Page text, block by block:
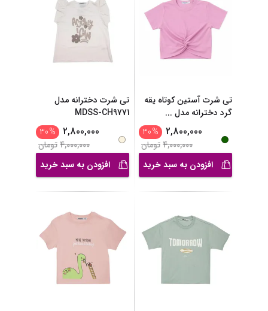
تی شرت آستین کوتاه یقه
گرد دخترانه مدل ...
2,800,000
%
30
4,000,000تومان
افزودن به سبد خرید
تی شرت دخترانه مدل
MDSS-CH9771
2,800,000
%
30
4,000,000تومان
افزودن به سبد خرید